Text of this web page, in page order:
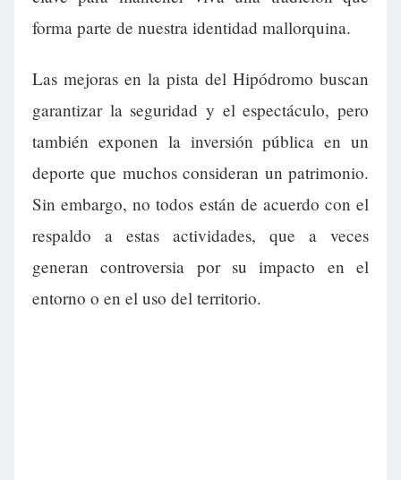
forma parte de nuestra identidad mallorquina.
Las mejoras en la pista del Hipódromo buscan
garantizar la seguridad y el espectáculo, pero
también exponen la inversión pública en un
deporte que muchos consideran un patrimonio.
Sin embargo, no todos están de acuerdo con el
respaldo a estas actividades, que a veces
generan controversia por su impacto en el
entorno o en el uso del territorio.